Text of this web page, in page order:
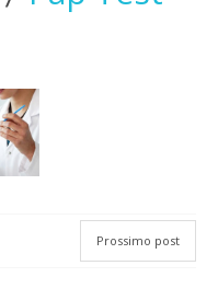
Prossimo post